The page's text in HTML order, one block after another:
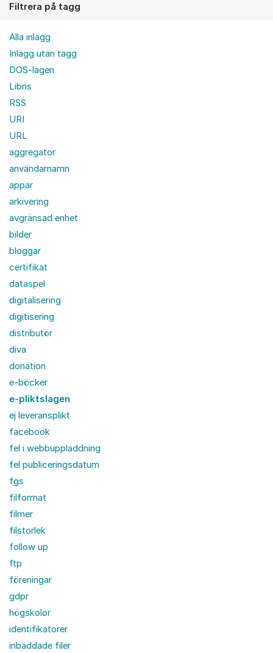
Filtrera på tagg
Alla inlägg
Inlägg utan tagg
DOS-lagen
Libris
RSS
URI
URL
aggregator
användarnamn
appar
arkivering
avgränsad enhet
bilder
bloggar
certifikat
dataspel
digitalisering
digitisering
distributör
diva
donation
e-böcker
e-pliktslagen
ej leveransplikt
facebook
fel i webbuppladdning
fel publiceringsdatum
fgs
filformat
filmer
filstorlek
follow up
ftp
föreningar
gdpr
högskolor
identifikatorer
inbäddade filer